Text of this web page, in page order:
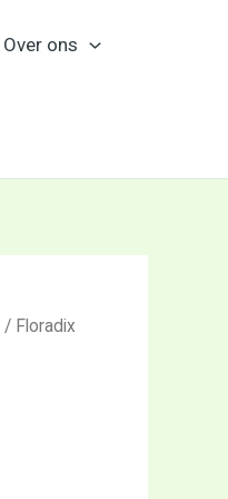
Over ons
/ Floradix